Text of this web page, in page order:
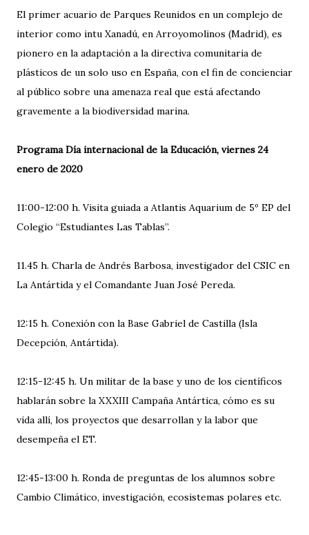
El primer acuario de Parques Reunidos en un complejo de
interior como intu Xanadú, en Arroyomolinos (Madrid), es
pionero en la adaptación a la directiva comunitaria de
plásticos de un solo uso en España, con el fin de concienciar
al público sobre una amenaza real que está afectando
gravemente a la biodiversidad marina.
Programa Día internacional de la Educación, viernes 24
enero de 2020
11:00-12:00 h. Visita guiada a Atlantis Aquarium de 5º EP del
Colegio “Estudiantes Las Tablas”.
11.45 h. Charla de Andrés Barbosa, investigador del CSIC en
La Antártida y el Comandante Juan José Pereda.
12:15 h. Conexión con la Base Gabriel de Castilla (Isla
Decepción, Antártida).
12:15-12:45 h. Un militar de la base y uno de los científicos
hablarán sobre la XXXIII Campaña Antártica, cómo es su
vida allí, los proyectos que desarrollan y la labor que
desempeña el ET.
12:45-13:00 h. Ronda de preguntas de los alumnos sobre
Cambio Climático, investigación, ecosistemas polares etc.